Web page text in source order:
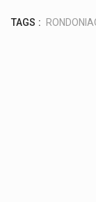
TAGS :